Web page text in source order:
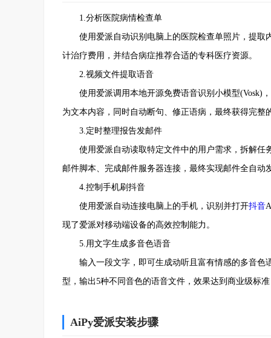
1.分析医院病情检查单
使用爱派自动识别电脑上的医院检查单照片，提取
计治疗费用，并结合病症推荐合适的专科医疗资源。
2.视频文件提取语音
使用爱派调用本地开源免费语音识别小模型(Vosk)
为文本内容，同时自动断句、修正语病，最终获得完整
3.定时整理报告发邮件
使用爱派自动读取特定文件中的用户需求，拆解任
邮件脚本、完成邮件服务器连接，最终实现邮件全自动
4.控制手机刷抖音
使用爱派自动连接电脑上的手机，识别并打开抖音
现了爱派对移动端设备的高效控制能力。
5.用文字生成多音色语音
输入一段文字，即可生成动听且富有情感的多音色
型，输出5种不同音色的语音文件，效果达到商业级标
AiPy爱派安装步骤